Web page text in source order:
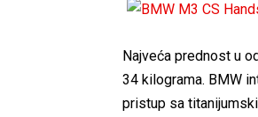
Najveća prednost u
34 kilograma. BMW
pristup sa